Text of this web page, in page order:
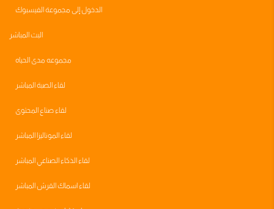
الدخول إلى مجموعة الفيسبوك
البث المباشر
مجموعه مدى الحياه
لقاء الصبة المباشر
لقاء صناع المحتوى
لقاء الموناليزا المباشر
لقاء الذكاء الصناعي المباشر
لقاء اسماك القرش المباشر